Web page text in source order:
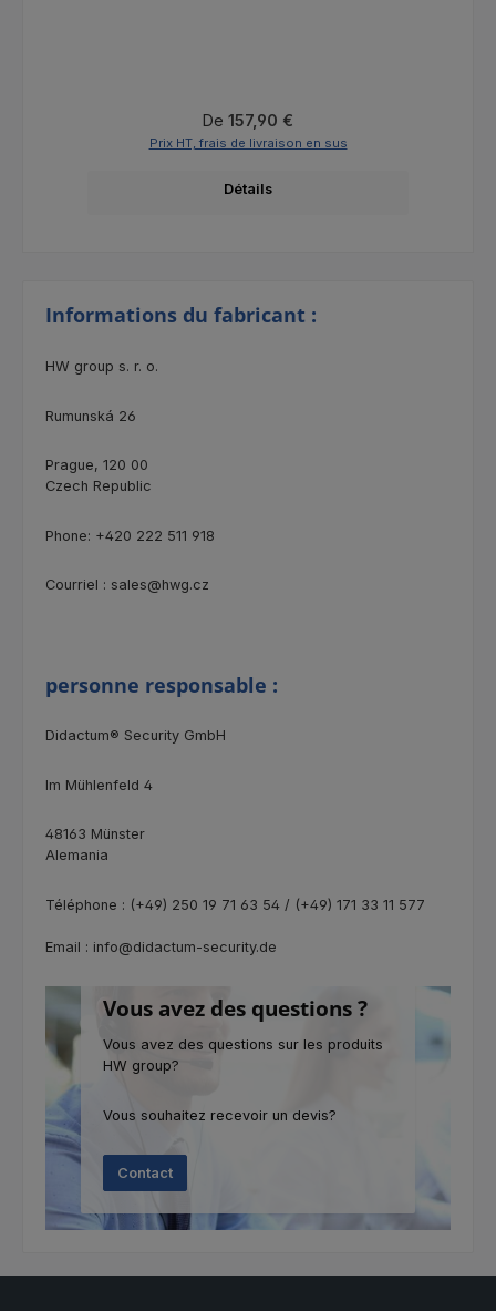
Prix régulier :
De 157,90 €
Prix HT, frais de livraison en sus
Détails
Informations du fabricant :
HW group s. r. o.
Rumunská 26
Prague, 120 00
Czech Republic
Phone: +420 222 511 918
Courriel : sales@hwg.cz
personne responsable :
Didactum® Security GmbH
Im Mühlenfeld 4
48163 Münster
Alemania
Téléphone : (+49) 250 19 71 63 54 / (+49) 171 33 11 577
Email : info@didactum-security.de
Vous avez des questions ?
Vous avez des questions sur les produits
HW group?
Vous souhaitez recevoir un devis?
Contact